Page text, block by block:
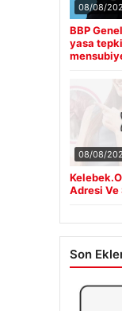
08/08/
BBP
yasa
08/08/
Adresi Ve
Son